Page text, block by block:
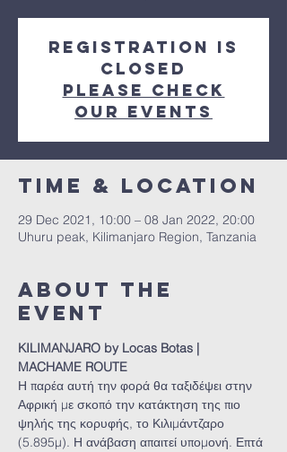
Registration is
Closed
Please check
our events
Time & Location
29 Dec 2021, 10:00 – 08 Jan 2022, 20:00
Uhuru peak, Kilimanjaro Region, Tanzania
About the
event
KILIMANJARO by Locas Botas |
MACHAME ROUTE
Η παρέα αυτή την φορά θα ταξιδέψει στην
Αφρική με σκοπό την κατάκτηση της πιο
ψηλής της κορυφής, το Κιλιμάντζαρο
(5.895μ). Η ανάβαση απαιτεί υπομονή. Επτά